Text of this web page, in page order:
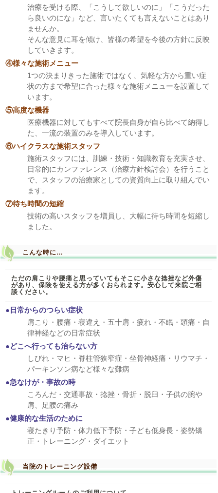
治療を受ける際、「こうして欲しいのに」「こうだった
ら良いのにな」など、言いたくても言えないことはあり
ませんか。
そんな意見に耳を傾け、皆様の希望を今後の方針に反映
していきます。
④様々な施術メニュー
1つの決まりきった施術ではなく、気軽な方から重い症
状の方まで希望に合った様々な施術メニューを設置して
います。
⑤高度な機器
医療機器に対してもすべて院長自身が自ら比べて納得し
た、一流の装置のみを導入しています。
⑥ハイクラスな施術スタッフ
施術スタッフには、訓練・技術・知識教育を充実させ、
日常的にカンファレンス（治療方針検討会）を行うこと
で、スタッフの治療家としての資質向上に取り組んでい
ます。
⑦待ち時間の短縮
技術の高いスタッフを増員し、大幅に待ち時間を短縮し
ました。
こんな時に…
ただの肩こりや腰痛と思っていてもそこに小さな捻挫など外傷
があり、保険を使える方が多くおられます。安心して来院ご相
談ください。
●日常からのつらい症状
肩こり・腰痛・寝違え・五十肩・疲れ・不眠・頭痛・自
律神経などの日常症状
●どこへ行っても治らない方
しびれ・マヒ・脊柱管狭窄症・坐骨神経痛・リウマチ・
パーキンソン病など様々な難病
●急なけが・事故の時
ころんだ・交通事故・捻挫・骨折・脱臼・子供の腕や
肩、足腰の痛み
●健康的な生活のために
寝たきり予防・体力低下予防・子ども低身長・姿勢矯
正・トレーニング・ダイエット
当院のトレーニング設備